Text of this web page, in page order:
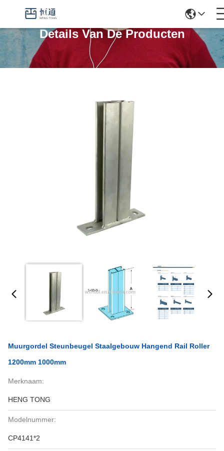
Details Van De Producten
Muurgordel Steunbeugel Staalgebouw Hangend Rail Roller
1200mm 1000mm
Merknaam:
HENG TONG
Modelnummer:
CP4141*2